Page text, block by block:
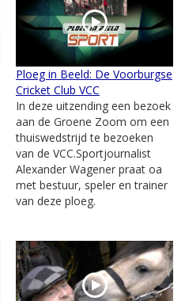
Ploeg in Beeld: De Voorburgse
Cricket Club VCC
In deze uitzending een bezoek
aan de Groene Zoom om een
thuiswedstrijd te bezoeken
van de VCC.Sportjournalist
Alexander Wagener praat oa
met bestuur, speler en trainer
van deze ploeg.